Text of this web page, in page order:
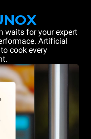
waits for your expert
Artificial
cook every